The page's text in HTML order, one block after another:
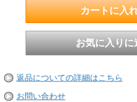
返品についての詳細はこちら
お問い合わせ